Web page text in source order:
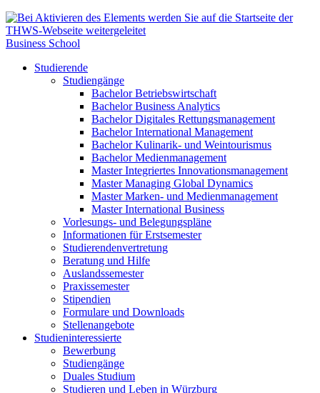
Business School
Studierende
Studiengänge
Bachelor Betriebswirtschaft
Bachelor Business Analytics
Bachelor Digitales Rettungsmanagement
Bachelor International Management
Bachelor Kulinarik- und Weintourismus
Bachelor Medienmanagement
Master Integriertes Innovationsmanagement
Master Managing Global Dynamics
Master Marken- und Medienmanagement
Master International Business
Vorlesungs- und Belegungspläne
Informationen für Erstsemester
Studierendenvertretung
Beratung und Hilfe
Auslandssemester
Praxissemester
Stipendien
Formulare und Downloads
Stellenangebote
Studieninteressierte
Bewerbung
Studiengänge
Duales Studium
Studieren und Leben in Würzburg